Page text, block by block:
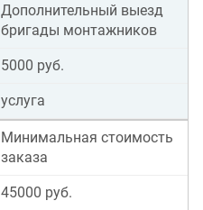
Дополнительный выезд
бригады монтажников
5000 руб.
услуга
Минимальная стоимость
заказа
45000 руб.